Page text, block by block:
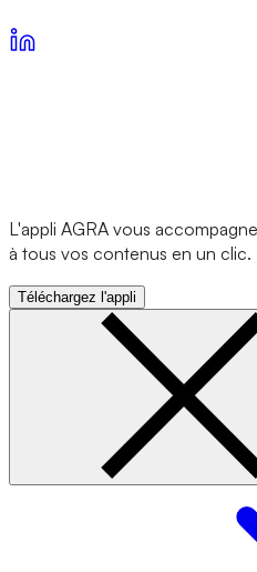
L'appli AGRA vous
à tous vos contenus en un clic.
Téléchargez l'appli